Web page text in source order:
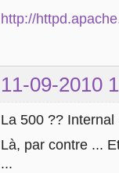
http://
11-09-2010
La 500 ??
Là, par contre ...
...